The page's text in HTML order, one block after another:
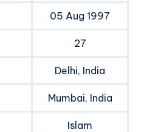
05 Aug 1997
27
Delhi, India
Mumbai, India
Islam